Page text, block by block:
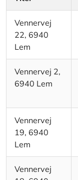
Vennervej
22, 6940
Lem
Vennervej 2,
6940 Lem
Vennervej
19, 6940
Lem
Vennervej